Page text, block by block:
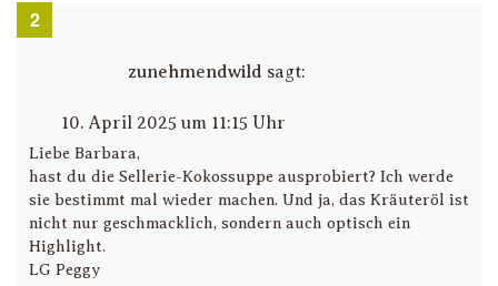
zunehmendwild sagt:
10. April 2025 um 11:15 Uhr
Liebe Barbara,
hast du die Sellerie-Kokossuppe ausprobiert? Ich werde
sie bestimmt mal wieder machen. Und ja, das Kräuteröl ist
nicht nur geschmacklich, sondern auch optisch ein
Highlight.
LG Peggy